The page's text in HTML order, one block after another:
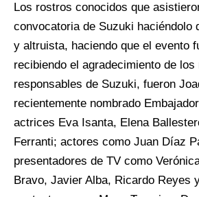
Los rostros conocidos que
convocatoria de Suzuki haciéndolo
y altruista, haciendo que el evento
recibiendo el agradecimiento de los
responsables de Suzuki, fueron
recientemente nombrado
actrices Eva Isanta, Elena
Ferranti; actores como Juan Díaz
presentadores de TV como
Bravo, Javier Alba, Ricardo Reyes